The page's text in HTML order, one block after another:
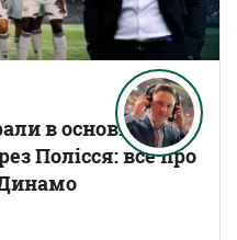
в основному
Полісся: все про